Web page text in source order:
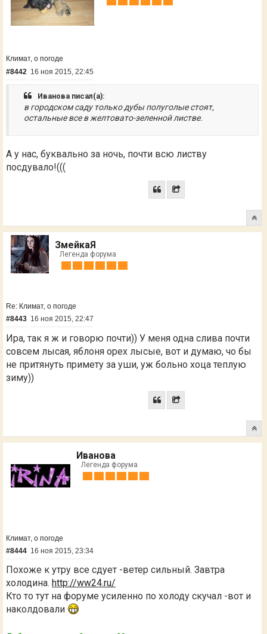
Климат, о погоде
#8442 16 ноя 2015, 22:45
Иванова писал(а):
в городском саду только дубы полуголые стоят,
остальные все в желтовато-зеленной листве.
А у нас, буквально за ночь, почти всю листву
посдувало!(((
ЗмейкаЯ
Легенда форума
Re: Климат, о погоде
#8443 16 ноя 2015, 22:47
Ира, так я ж и говорю почти)) У меня одна слива почти
совсем лысая, яблоня орех лысые, вот и думаю, чо бы
не притянуть примету за уши, уж больно хоца теплую
зиму))
Иванова
Легенда форума
Климат, о погоде
#8444 16 ноя 2015, 23:34
Похоже к утру все сдует -ветер сильный. Завтра
холодина. http://ww24.ru/
Кто то тут на форуме усиленно по холоду скучал -вот и
наколдовали